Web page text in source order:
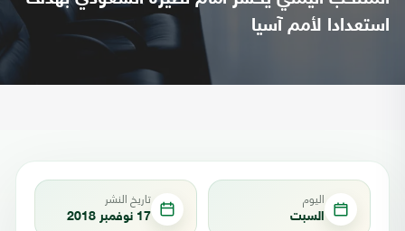
استعدادا لأمم آسيا
اليوم
السبت
تاريخ النشر
17 نوفمبر 2018